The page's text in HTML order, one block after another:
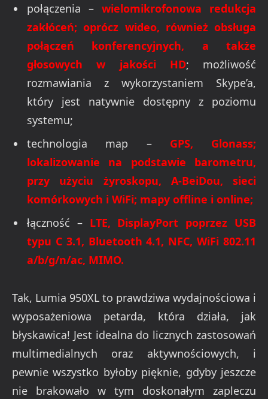
połączenia – wielomikrofonowa redukcja
zakłóceń;oprócz wideo, również obsługa
połączeń konferencyjnych, a także
głosowych w jakości HD; możliwość
rozmawiania z wykorzystaniem Skype’a,
który jest natywnie dostępny z poziomu
systemu;
technologia map – GPS, Glonass;
lokalizowanie na podstawie barometru,
przy użyciu żyroskopu, A-BeiDou, sieci
komórkowych i WiFi; mapy offline i online;
łączność – LTE, DisplayPort poprzez USB
typu C 3.1, Bluetooth 4.1, NFC, WiFi 802.11
a/b/g/n/ac, MIMO.
Tak, Lumia 950XL to prawdziwa wydajnościowa i
wyposażeniowa petarda, która działa, jak
błyskawica! Jest idealna do licznych zastosowań
multimedialnych oraz aktywnościowych, i
pewnie wszystko byłoby pięknie, gdyby jeszcze
nie brakowało w tym doskonałym zapleczu